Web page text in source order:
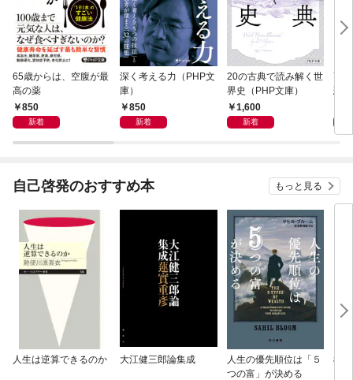
65歳からは、空腹が最
高の薬
850
新着
深く考える力（PHP文
庫）
850
新着
20の古典で読み解く世
界史（PHP文庫）
1,600
新着
面
恐
自己啓発のおすすめ本 もっと見る
人生は逆算できるのか 大江健三郎論集成
人生の優先順位は「５
つの富」が決める
極